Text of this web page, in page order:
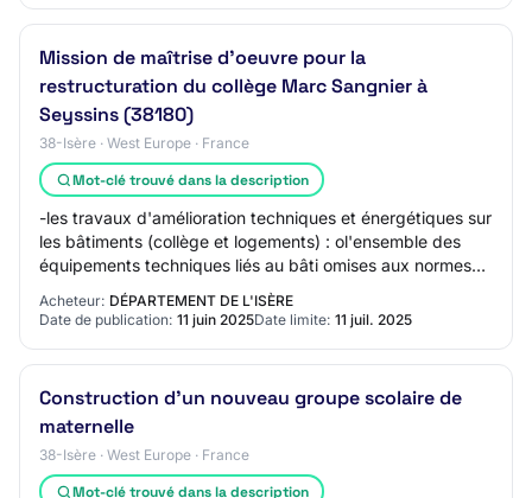
Mission de maîtrise d'oeuvre pour la
restructuration du collège Marc Sangnier à
Seyssins (38180)
38-Isère · West Europe · France
Mot-clé trouvé dans la description
-les travaux d'amélioration techniques et énergétiques sur
les bâtiments (collège et logements) : ol'ensemble des
équipements techniques liés au bâti omises aux normes
au regard de la sécurité incend…
Acheteur: DÉPARTEMENT DE L'ISÈRE
Date de publication: 11 juin 2025Date limite: 11 juil. 2025
Construction d'un nouveau groupe scolaire de
maternelle
38-Isère · West Europe · France
Mot-clé trouvé dans la description